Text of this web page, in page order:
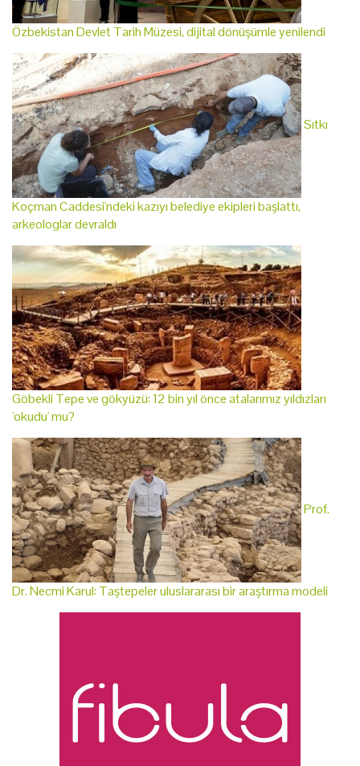
Özbekistan Devlet Tarih Müzesi, dijital dönüşümle yenilendi
Sıtkı
Koçman Caddesi'ndeki kazıyı belediye ekipleri başlattı,
arkeologlar devraldı
Göbekli Tepe ve gökyüzü: 12 bin yıl önce atalarımız yıldızları
'okudu' mu?
Prof.
Dr. Necmi Karul: Taştepeler uluslararası bir araştırma modeli